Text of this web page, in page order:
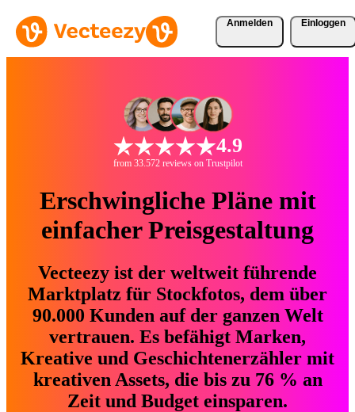
Anmelden Einloggen
4.9
from 33.572 reviews on Trustpilot
Erschwingliche Pläne mit
einfacher Preisgestaltung
Vecteezy ist der weltweit führende
Marktplatz für Stockfotos, dem über
90.000 Kunden auf der ganzen Welt
vertrauen. Es befähigt Marken,
Kreative und Geschichtenerzähler mit
kreativen Assets, die bis zu 76 % an
Zeit und Budget einsparen.